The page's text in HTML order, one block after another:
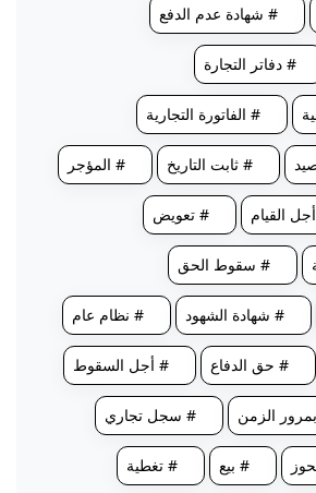
# شهادة عدم الدفع
# دفاتر التجارة
# الفاتورة التجارية
# ثابت التاريخ # المؤجر
القيام # تعويض
# سقوط الحق
# شهادة الشهود # نظام عام
# حق الدفاع # أجل السقوط
الزمن # سجل تجاري
# بيع # تغطية